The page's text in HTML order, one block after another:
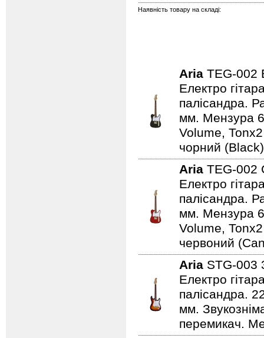
Наявність товару на складі:
Aria TEG-
Електро
палісандра.
мм. Мензура
Volume,
чорний
Aria TEG-
Електро
палісандра.
мм. Мензура
Volume,
червоний
Aria STG-
Електро
палісандра.
мм.
перемикач.